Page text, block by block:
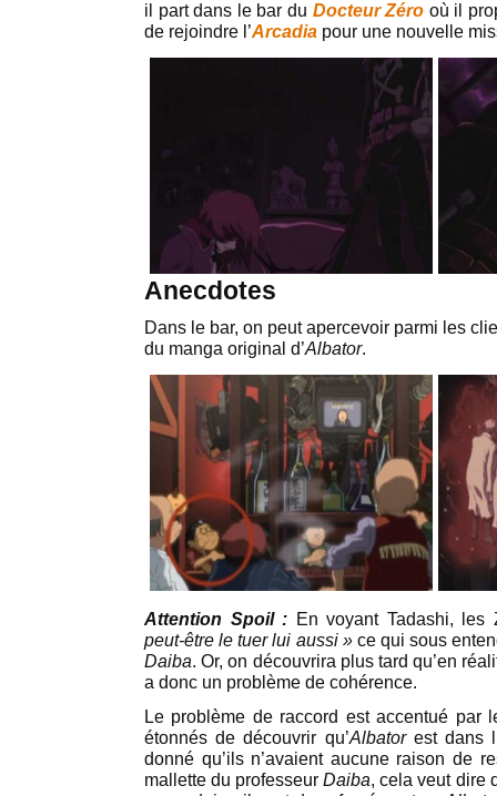
il part dans le bar du Docteur Zéro où il
de rejoindre l’Arcadia pour une nouvelle
Anecdotes
Dans le bar, on peut apercevoir parmi les
du manga original d’Albator.
Attention Spoil : En voyant Tadashi,
peut-être le tuer lui aussi »ce qui sous
Daiba. Or, on découvrira plus tard qu’en
a donc un problème de cohérence.
Le problème de raccord est accentué par
étonnés de découvrir qu’Albatorest dans
donné qu’ils n’avaient aucune raison de
mallette du professeurDaiba, cela veut dire